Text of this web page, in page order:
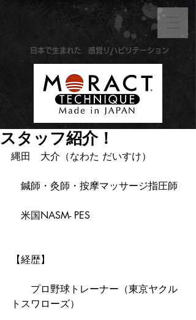
感覚リハビリテーション
​日本で生まれた
スタッフ紹介！
縄田　大介（なわた だいすけ）
鍼師・灸師・按摩マッサージ指圧師
米国NASM- PES
【経歴】
プロ野球トレーナー（東京ヤクル
トスワローズ）